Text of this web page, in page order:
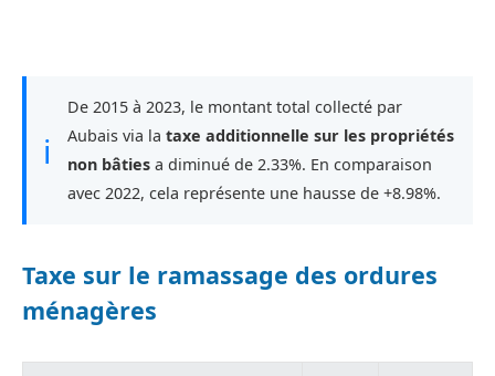
ℹ
De 2015 à 2023, le montant total collecté par
Aubais via la taxe additionnelle sur les propriétés
non bâties a diminué de 2.33%. En comparaison
avec 2022, cela représente une hausse de +8.98%.
Taxe sur le ramassage des ordures
ménagères